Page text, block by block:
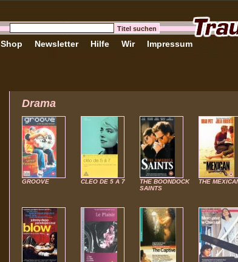
Shop Newsletter Hilfe Wir Impressum
Drama
GROOVE CLEO DE 5 A 7
THE BOONDOCK
SAINTS
THE